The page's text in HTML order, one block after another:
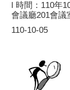
110-10-05
l 時間：110年
會議廳201會議
署北區業務組
處理l 參訓對象